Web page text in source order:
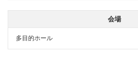
会場
多目的ホール